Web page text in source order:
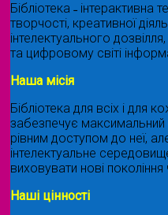
Бібліотека ˗ інтерактивна
творчості, креативної
інтелектуального
та цифровому світі
Наша місія
Бібліотека для всіх і для
забезпечує максимальний
рівним доступом до неї,
інтелектуальне
виховувати нові покоління
Наші цінності